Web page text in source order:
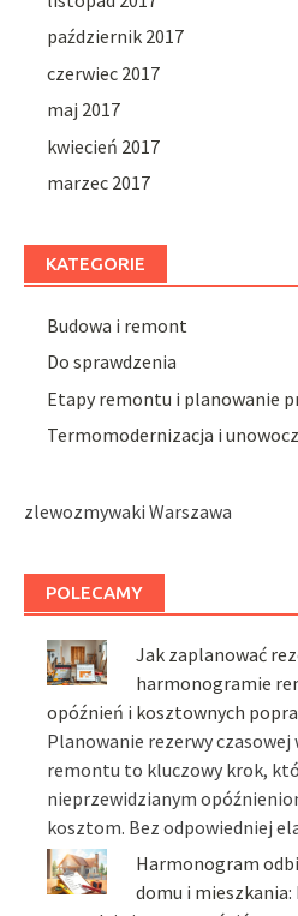
październik 2017
czerwiec 2017
maj 2017
kwiecień 2017
marzec 2017
KATEGORIE
Budowa i remont
Do sprawdzenia
Etapy remontu i planowanie
Termomodernizacja i
zlewozmywaki Warszawa
POLECAMY
Jak zaplanować
harmonogramie
opóźnień i kosztownych
Planowanie rezerwy
remontu to kluczowy krok,
nieprzewidzianym
kosztom. Bez odpowiedniej
Harmonogram
domu i